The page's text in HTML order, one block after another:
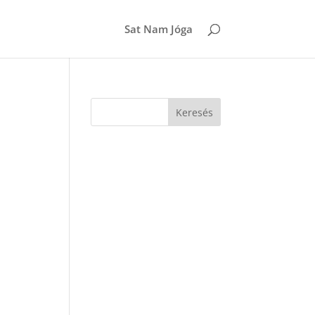
Sat Nam Jóga